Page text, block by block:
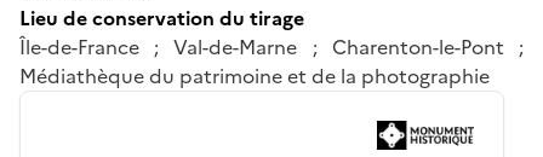
Lieu de conservation du tirage
Île-de-France ; Val-de-Marne ; Charenton-le-Pont ;
Médiathèque du patrimoine et de la photographie